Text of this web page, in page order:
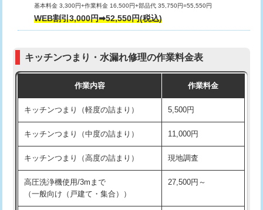
給水管工事※（ライニング鋼管・銅
管・ポリ管・HT管使用/3ｍまで)
44,000円
管・ポリ管・HT管使用/3ｍ超え)
排水管工事（土の掘削・埋め戻し作
11,000円~
排水管工事（排水管工事/3ｍまで） 55,000円
排水管工事（追加 排水管工事/3ｍ超
+11,000円
マス交換（土の掘削・埋め戻し作業）
マス交換（深さ50㎝未満）
その他部品の脱着
式・ワンホール）)
交換・取付(排水栓・排水トラップ
22,000円+材料費
持込商品取付（単水栓）
基本料金 3,300円+作業料金 16,500円+部品代 35,750円=55,550円
WEB割引3,000円➡52,550円(税込)
キッチンつまり・水漏れ修理の作業料金表
作業内容 作業料金
キッチンつまり（軽度の詰まり） 5,500円
キッチンつまり（中度の詰まり） 11,000円
キッチンつまり（高度の詰まり） 現地調査
高圧洗浄機使用/3mまで
（一般向け（戸建て・集合））
27,500円～